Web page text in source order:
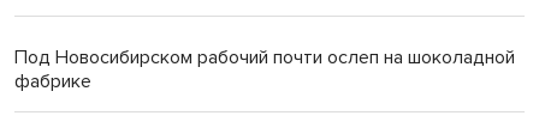
Под Новосибирском рабочий почти ослеп на шоколадной
фабрике